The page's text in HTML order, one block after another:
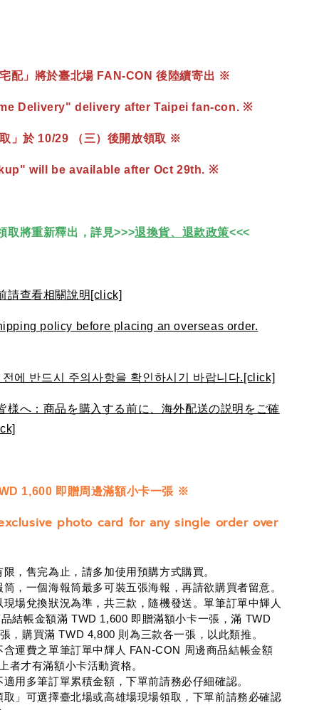
配」將於臺北場 FAN-CON 後陸續寄出 ※
Delivery" delivery after Taipei fan-con. ※
」於 10/29 （三）後開放領取 ※
will be available after Oct 29th. ※
取將重新釋出，詳見>>>退換貨、退款政策<<<
請查看相關說明[click]
policy before placing an overseas order.
에 반드시 주의사항을 확인하시기 바랍니다.[click]
様へ：商品を購入する前に、海外配送の説明をご確
1,600 即贈周邊滿額小卡一張 ※
photo card for any single order over
，售完為止，請多加使用預購方式購買。
，一個海報筒最多可裝五張海報，再請欲購買者留意。
場兌換狀況為準，共三款，隨機發送。單筆訂單中輝人
結帳金額滿 TWD 1,600 即贈滿額小卡一張，滿 TWD
，購買滿 TWD 4,800 則為三款各一張，以此類推。
運費之單筆訂單中輝人 FAN-CON 周邊商品結帳金額
者才有滿額小卡活動資格。
用多筆訂單累積金額，下單前請務必仔細確認。
」可選擇臺北場或高雄場現場領取，下單前請務必確認